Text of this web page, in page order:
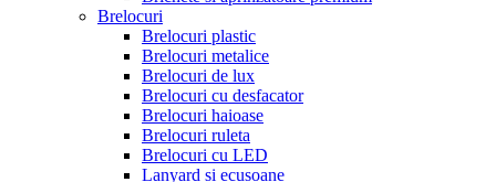
Brelocuri
Brelocuri plastic
Brelocuri metalice
Brelocuri de lux
Brelocuri cu desfacator
Brelocuri haioase
Brelocuri ruleta
Brelocuri cu LED
Lanyard si ecusoane